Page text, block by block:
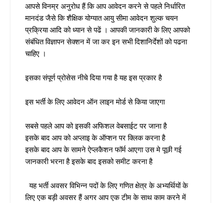
आपसे विनम्र अनुरोध हैं कि आप आवेदन करने से पहले निर्धारित
मानदंड जैसे कि शैक्षिक योग्यात आयु सीमा आवेदन शुल्क चयन
प्रक्रिया आदि को ध्यान से पढें । आपकी जानकारी के लिए आपको
संबंधित विज्ञापन सेक्शन में जा कर इन सभी दिशानिर्देशों को पढना
चाहिए ।
इसका संपूर्ण प्रोसेस नीचे दिया गया है यह इस प्रकार है
इस भर्ती के लिए आवेदन ऑन लाइन मोर्ड से किया जाएगा
सबसे पहले आप को इसकी अफिशल वेबसाईट पर जाना है
इसके बाद आप को अप्लाइ के ऑप्शन पर क्लिक करना है
इसके बाद आप के सामने ऐप्लकैशन फॉर्म आएगा उस मे पूछी गई
जानकारी भरना है इसके बाद इसको समीट करना है
यह भर्ती अवसर विभिन्न पदों के लिए गणित क्षेत्र के अभ्यर्थियों के
लिए एक बड़ी अवसर हैं अगर आप एक टीम के साथ काम करने में